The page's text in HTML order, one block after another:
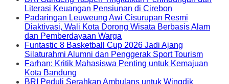
Literasi Keuangan Pensiunan di Cirebon
Padaringan Leuweung Awi Cisurupan Resmi
Diaktivasi, Wali Kota Dorong Wisata Berbasis Alam
dan Pemberdayaan Warga
Funtastic 8 Basketball Cup 2026 Jadi Ajang
Silaturahmi Alumni dan Penggerak Sport Tourism
Farhan: Kritik Mahasiswa Penting untuk Kemajuan
Kota Bandung
BRI Peduli Serahkan Ambulans untuk Wingdik